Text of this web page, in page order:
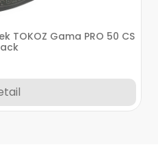
TOKOZ Gama PRO 50 CS